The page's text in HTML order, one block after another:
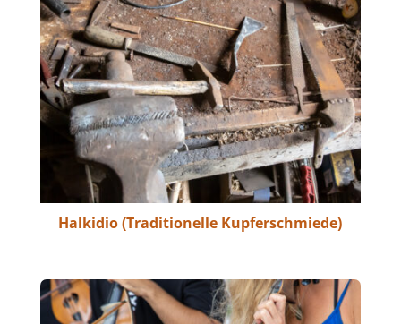
Halkidio (Traditionelle Kupferschmiede)